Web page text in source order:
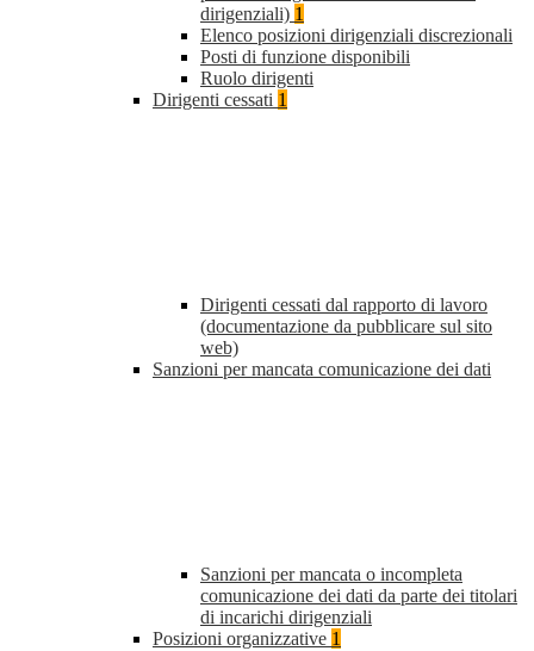
dirigenziali) 1
Elenco posizioni dirigenziali discrezionali
Posti di funzione disponibili
Ruolo dirigenti
Dirigenti cessati 1
Dirigenti cessati dal rapporto di lavoro
(documentazione da pubblicare sul sito
web)
Sanzioni per mancata comunicazione dei dati
Sanzioni per mancata o incompleta
comunicazione dei dati da parte dei titolari
di incarichi dirigenziali
Posizioni organizzative 1